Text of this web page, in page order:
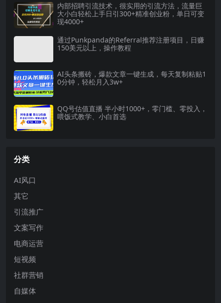
内部招聘引流技术，很实用的引流方法，流量巨
大小白轻松上手日引300+精准创业粉，单日可变
现4000+
通过Punkpanda的Referral推荐注册项目，日赚
150美元以上，操作教程
AI头条搬砖，爆款文章一键生成，每天复制粘贴1
0分钟，轻松月入3w+
QQ号估值直播 半小时1000+，零门槛、零投入，
喂饭式教学、小白首选
分类
AI风口
其它
引流推广
文案写作
电商运营
短视频
社群营销
自媒体